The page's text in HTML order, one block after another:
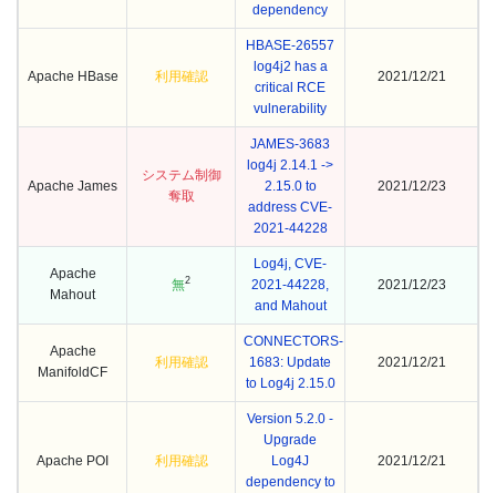
dependency
Apache HBase 利用確認
HBASE-26557
log4j2 has a
critical RCE
vulnerability
2021/12/21
Apache James
システム制御
奪取
JAMES-3683
log4j 2.14.1 ->
2.15.0 to
address CVE-
2021-44228
2021/12/23
Apache
Mahout
無2
Log4j, CVE-
2021-44228,
and Mahout
2021/12/23
Apache
ManifoldCF
利用確認
CONNECTORS-
1683: Update
to Log4j 2.15.0
2021/12/21
Apache POI 利用確認
Version 5.2.0 -
Upgrade
Log4J
dependency to
2021/12/21